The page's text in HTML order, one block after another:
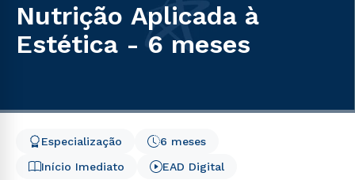
Nutrição Aplicada à
Estética - 6 meses
Início Imediato
6 meses
Especialização
EAD Digital